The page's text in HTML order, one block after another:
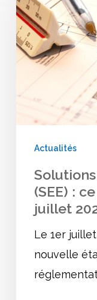
équivalent
(SEE)
qui
juillet
2026
Actualités
(SEE) :
juillet
Le 1er
nouvelle